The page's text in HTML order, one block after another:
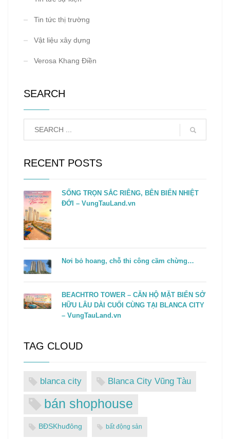
Tin tức thị trường
Vật liệu xây dựng
Verosa Khang Điền
SEARCH
RECENT POSTS
SỐNG TRỌN SẮC RIÊNG, BÊN BIỂN NHIỆT
ĐỚI – VungTauLand.vn
Nơi bỏ hoang, chỗ thi công cầm chừng…
BEACHTRO TOWER – CĂN HỘ MẶT BIỂN SỞ
HỮU LÂU DÀI CUỐI CÙNG TẠI BLANCA CITY
– VungTauLand.vn
TAG CLOUD
blanca city Blanca City Vũng Tàu
bán shophouse
BĐSKhuđông bất động sản